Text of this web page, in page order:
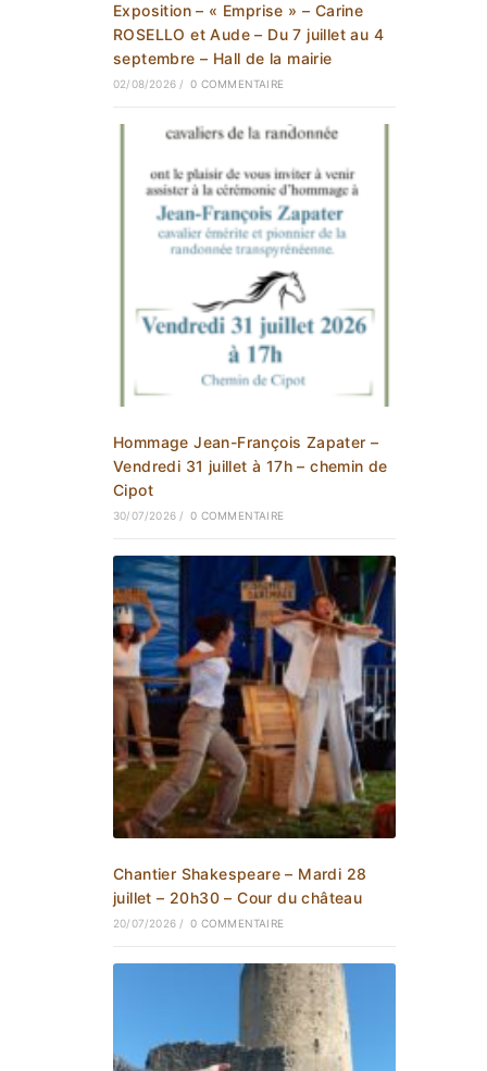
Exposition – « Emprise » – Carine
ROSELLO et Aude – Du 7 juillet au 4
septembre – Hall de la mairie
02/08/2026 / 0 COMMENTAIRE
Hommage Jean-François Zapater –
Vendredi 31 juillet à 17h – chemin de
Cipot
30/07/2026 / 0 COMMENTAIRE
Chantier Shakespeare – Mardi 28
juillet – 20h30 – Cour du château
20/07/2026 / 0 COMMENTAIRE